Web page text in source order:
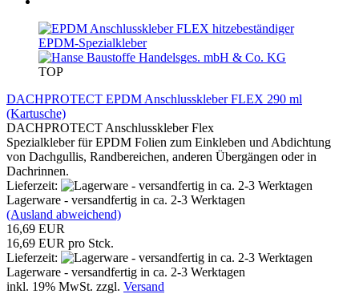
TOP
DACHPROTECT EPDM Anschlusskleber FLEX 290 ml
(Kartusche)
DACHPROTECT Anschlusskleber Flex
Spezialkleber für EPDM Folien zum Einkleben und Abdichtung
von Dachgullis, Randbereichen, anderen Übergängen oder in
Dachrinnen.
Lieferzeit:
Lagerware - versandfertig in ca. 2-3 Werktagen
(Ausland abweichend)
16,69 EUR
16,69 EUR pro Stck.
Lieferzeit:
Lagerware - versandfertig in ca. 2-3 Werktagen
inkl. 19% MwSt. zzgl. Versand